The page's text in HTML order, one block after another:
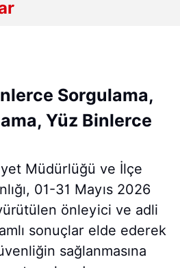
Sorgulama,
Yüz Binlerce
Müdürlüğü ve İlçe
01-31 Mayıs 2026
önleyici ve adli
sonuçlar elde ederek
sağlanmasına